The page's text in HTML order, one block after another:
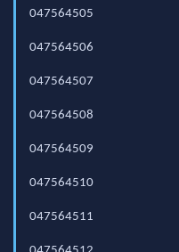
047564505
047564506
047564507
047564508
047564509
047564510
047564511